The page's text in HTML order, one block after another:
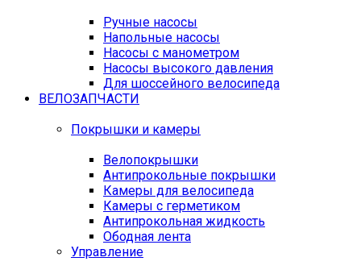
Ручные насосы
Напольные насосы
Насосы с манометром
Насосы высокого давления
Для шоссейного велосипеда
ВЕЛОЗАПЧАСТИ
Покрышки и камеры
Велопокрышки
Антипрокольные покрышки
Камеры для велосипеда
Камеры с герметиком
Антипрокольная жидкость
Ободная лента
Управление